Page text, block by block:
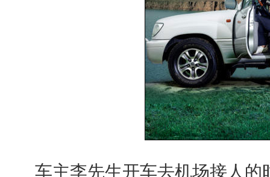
车主李先生开车去机场接人的